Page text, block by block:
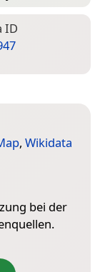
ID
, Wikidata
bei der